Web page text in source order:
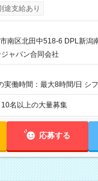
す。 ■正社員登用制度あり ※月末締/翌
い ※時間外手当、別途支給
定して働けます！ 【試用期間】試用期間
の長さ：1週間 雇用形態、
途支給あり
南区北田中518-6 DPL新潟
ャパン合同会社
実働時間：最大8時間/日 シ
10名以上の大量募集
応募する